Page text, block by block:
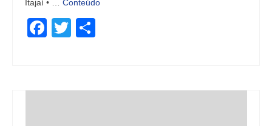
Itajaí • … Conteúdo
Facebook
Twitter